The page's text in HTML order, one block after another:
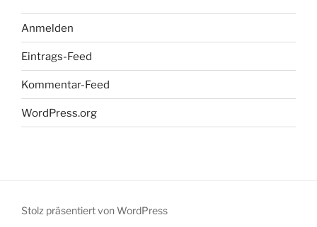
Anmelden
Eintrags-Feed
Kommentar-Feed
WordPress.org
Stolz präsentiert von WordPress